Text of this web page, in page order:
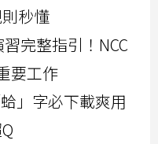
秒懂
完整指引！NCC
要工作
」字必下載爽用